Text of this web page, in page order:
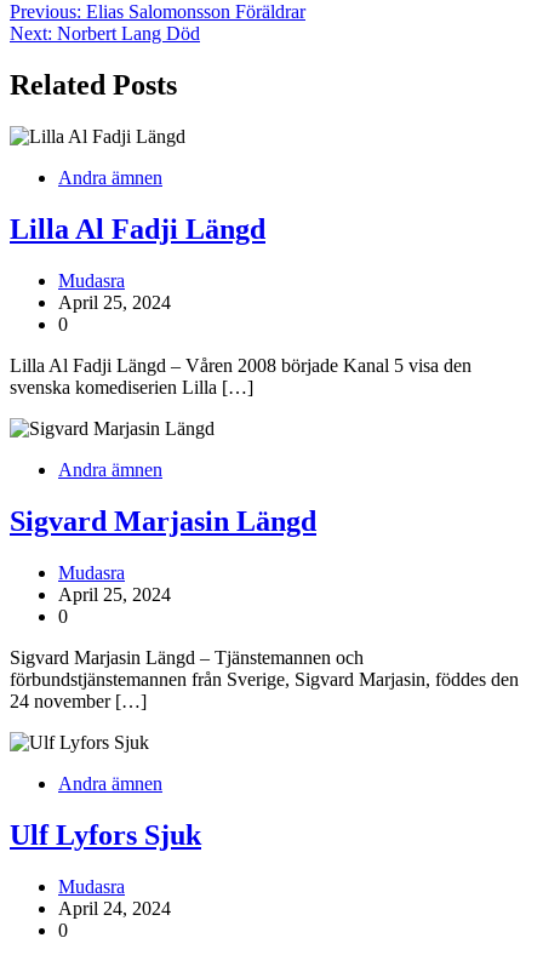
Previous: Elias Salomonsson Föräldrar
Next: Norbert Lang Död
Related Posts
Andra ämnen
Lilla Al Fadji Längd
Mudasra
April 25, 2024
0
Lilla Al Fadji Längd – Våren 2008 började Kanal 5 visa den
svenska komediserien Lilla […]
Andra ämnen
Sigvard Marjasin Längd
Mudasra
April 25, 2024
0
Sigvard Marjasin Längd – Tjänstemannen och
förbundstjänstemannen från Sverige, Sigvard Marjasin, föddes den
24 november […]
Andra ämnen
Ulf Lyfors Sjuk
Mudasra
April 24, 2024
0